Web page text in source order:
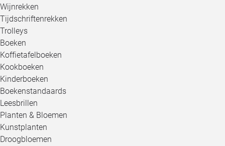
Wijnrekken
Tijdschriftenrekken
Trolleys
Boeken
Koffietafelboeken
Kookboeken
Kinderboeken
Boekenstandaards
Leesbrillen
Planten & Bloemen
Kunstplanten
Droogbloemen